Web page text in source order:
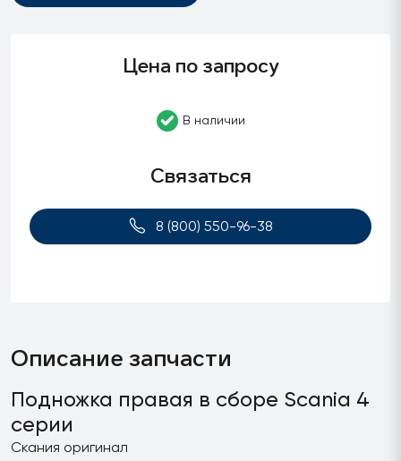
Цена по запросу
В наличии
Связаться
8 (800) 550-96-38
Описание запчасти
Подножка правая в сборе Scania 4
серии
Скания оригинал